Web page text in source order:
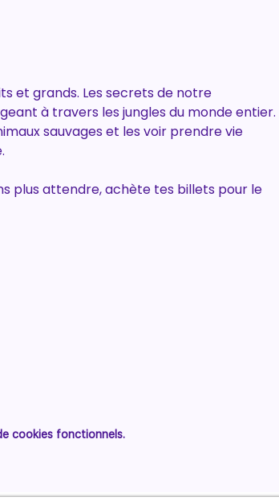
et grands. Les secrets de notre
à travers les jungles du monde entier.
sauvages et les voir prendre vie
plus attendre, achète tes billets pour le
cookies fonctionnels.